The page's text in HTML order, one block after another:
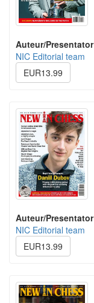
Auteur/Presentator
NIC Editorial team
EUR13.99
Auteur/Presentator
NIC Editorial team
EUR13.99